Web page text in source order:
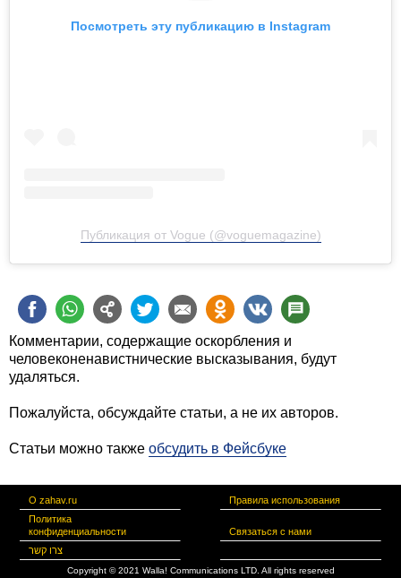
Посмотреть эту публикацию в Instagram
Публикация от Vogue (@voguemagazine)
Комментарии, содержащие оскорбления и
человеконенавистнические высказывания, будут
удаляться.
Пожалуйста, обсуждайте статьи, а не их авторов.
Статьи можно также обсудить в Фейсбуке
О zahav.ru
Правила использования
Политика
конфиденциальности
Связаться с нами
צרו קשר
Copyright © 2021 Walla! Communications LTD. All rights reserved